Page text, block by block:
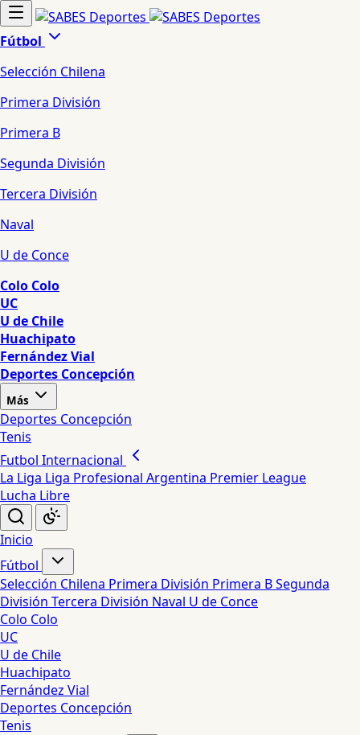
Fútbol
Selección Chilena
Primera División
Primera B
Segunda División
Tercera División
Naval
U de Conce
Colo Colo
UC
U de Chile
Huachipato
Fernández Vial
Deportes Concepción
Más
Deportes Concepción
Tenis
Futbol Internacional
La Liga Liga Profesional Argentina Premier League
Lucha Libre
Inicio
Fútbol
Selección Chilena Primera División Primera BSegunda
División Tercera División Naval U de Conce
Colo Colo
UC
U de Chile
Huachipato
Fernández Vial
Deportes Concepción
Tenis